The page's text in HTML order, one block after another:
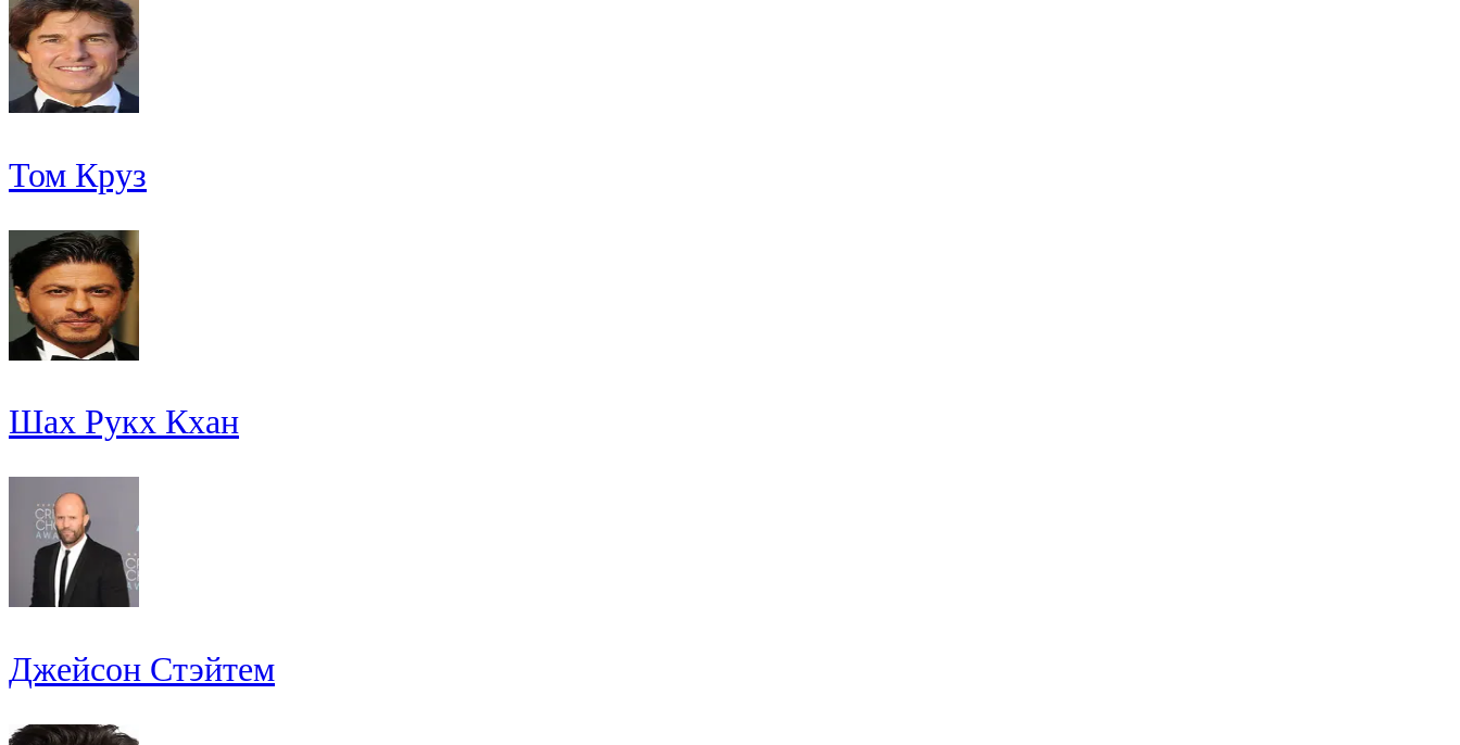
Том Круз
Шах Рукх Кхан
Джейсон Стэйтем